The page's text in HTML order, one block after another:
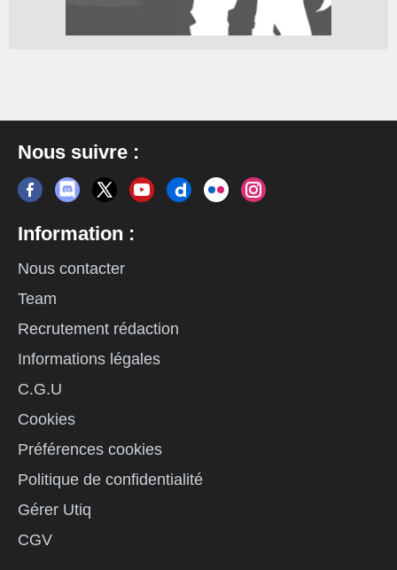
Nous suivre :
Information :
Nous contacter
Team
Recrutement rédaction
Informations légales
C.G.U
Cookies
Préférences cookies
Politique de confidentialité
Gérer Utiq
CGV